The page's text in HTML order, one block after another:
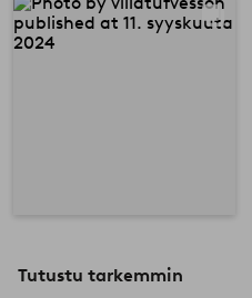
Tutustu tarkemmin